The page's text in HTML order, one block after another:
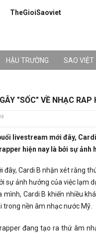
TheGioiSaoviet
HẬU TRƯỜNG SAO VIỆT
"SỐC" VỀ NHẠC RAP
livestream mới đây,
hiện nay là bởi sự
đây, Cardi B nhận xét rằng
sự ảnh hưởng của việc lạm
Cardi B khiến nhiều
trong nền âm nhạc nước Mỹ.
đang tạo ra thứ âm